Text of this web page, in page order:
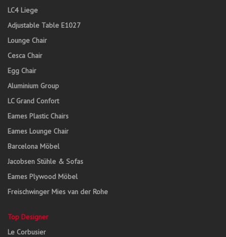
LC4 Liege
Adjustable Table E1027
Lounge Chair
Cesca Chair
Egg Chair
Aluminium Group
LC Grand Confort
Eames Plastic Chairs
Eames Lounge Chair
Barcelona Möbel
Jacobsen Stühle & Sofas
Eames Plywood Möbel
Freischwinger Mies van der Rohe
Top Designer
Le Corbusier